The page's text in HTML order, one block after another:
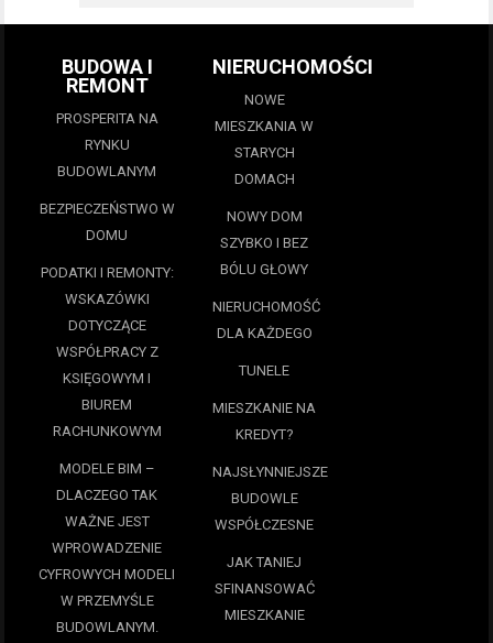
BUDOWA I
REMONT
PROSPERITA NA
RYNKU
BUDOWLANYM
BEZPIECZEŃSTWO W
DOMU
PODATKI I REMONTY:
WSKAZÓWKI
DOTYCZĄCE
WSPÓŁPRACY Z
KSIĘGOWYM I
BIUREM
RACHUNKOWYM
MODELE BIM –
DLACZEGO TAK
WAŻNE JEST
WPROWADZENIE
CYFROWYCH MODELI
W PRZEMYŚLE
BUDOWLANYM.
NIERUCHOMOŚCI
NOWE
MIESZKANIA W
STARYCH
DOMACH
NOWY DOM
SZYBKO I BEZ
BÓLU GŁOWY
NIERUCHOMOŚĆ
DLA KAŻDEGO
TUNELE
MIESZKANIE NA
KREDYT?
NAJSŁYNNIEJSZE
BUDOWLE
WSPÓŁCZESNE
JAK TANIEJ
SFINANSOWAĆ
MIESZKANIE